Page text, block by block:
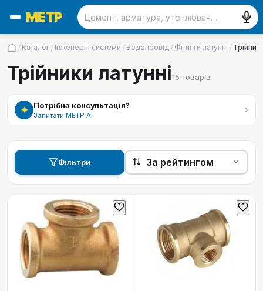
/ Каталог / Інженерні системи / Водопровід / Фітинги латунні /
Трійники латунні15 товарів
✦ Потрібна консультація?
Запитати МЕТР АІ ›
Фільтри